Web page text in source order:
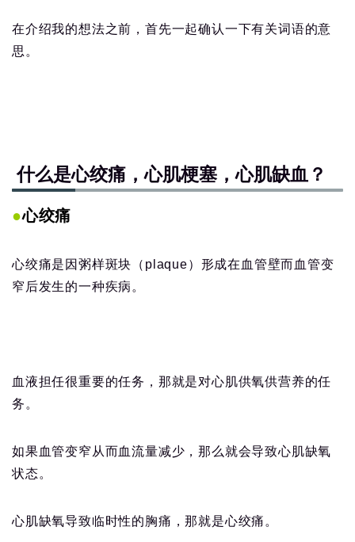
在介绍我的想法之前，首先一起确认一下有关词语的意
思。
什么是心绞痛，心肌梗塞，心肌缺血？
●心绞痛
心绞痛是因粥样斑块（plaque）形成在血管壁而血管变
窄后发生的一种疾病。
血液担任很重要的任务，那就是对心肌供氧供营养的任
务。
如果血管变窄从而血流量减少，那么就会导致心肌缺氧
状态。
心肌缺氧导致临时性的胸痛，那就是心绞痛。